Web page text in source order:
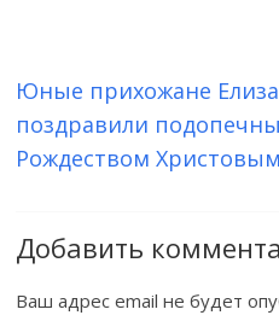
Юные прихожане
поздравили
Рождеством Христовым
Добавить
Ваш адрес email не будет